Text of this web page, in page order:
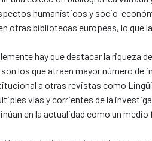
humanísticos y socio-
otras bibliotecas europeas, lo que
hay que destacar la
los que atraen mayor número
a otras revistas como
vías y corrientes de la
en la actualidad como un medio